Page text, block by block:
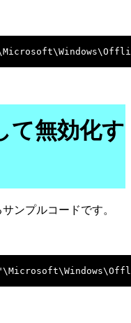
て無効化す
ンプルコードです。